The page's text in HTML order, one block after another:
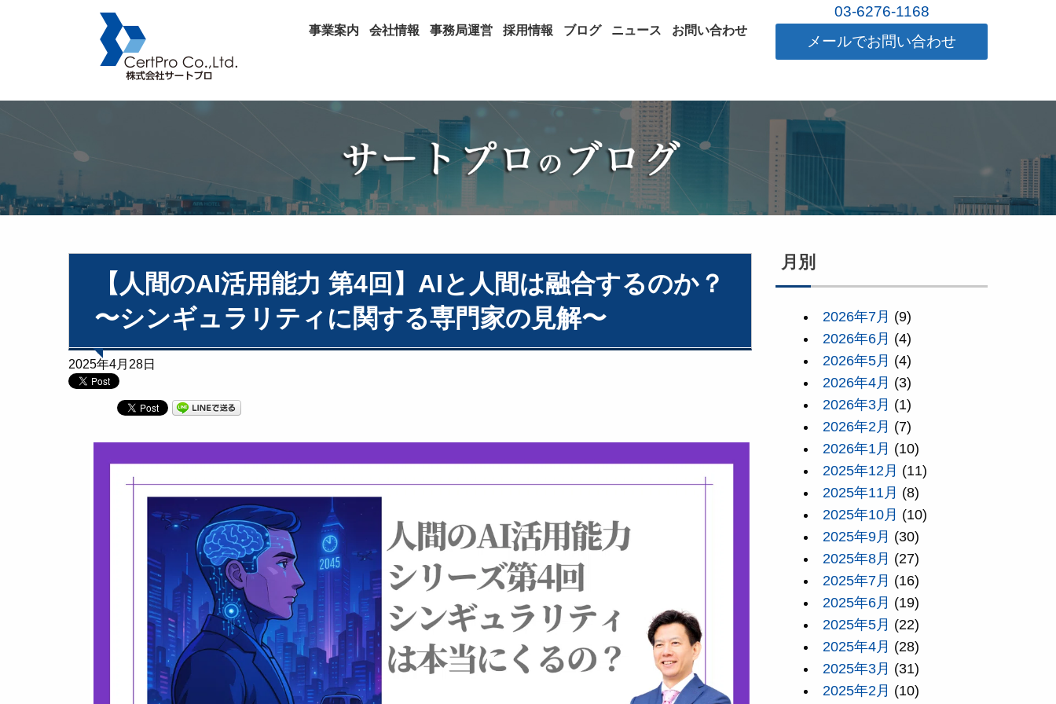
事業案内 会社情報 事務局運営 採用情報 ブログ ニュース お問い合わせ
03-6276-1168
メールでお問い合わせ
【人間のAI活用能力 第4回】AIと人間は融合するのか？
〜シンギュラリティに関する専門家の見解〜
2025年4月28日
月別
2026年7月 (9)
2026年6月 (4)
2026年5月 (4)
2026年4月 (3)
2026年3月 (1)
2026年2月 (7)
2026年1月 (10)
2025年12月 (11)
2025年11月 (8)
2025年10月 (10)
2025年9月 (30)
2025年8月 (27)
2025年7月 (16)
2025年6月 (19)
2025年5月 (22)
2025年4月 (28)
2025年3月 (31)
2025年2月 (10)